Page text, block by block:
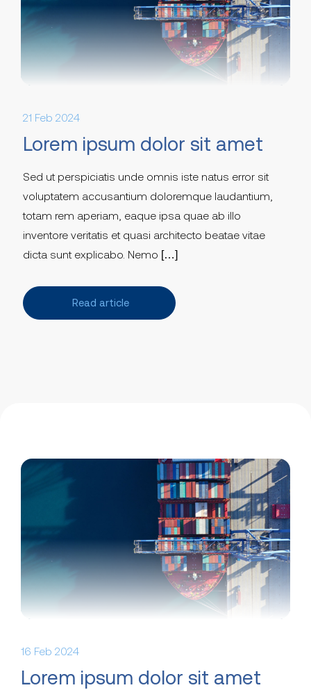
21 Feb 2024
Lorem ipsum dolor sit amet
Sed ut perspiciatis unde omnis iste natus error sit
voluptatem accusantium doloremque laudantium,
totam rem aperiam, eaque ipsa quae ab illo
inventore veritatis et quasi architecto beatae vitae
dicta sunt explicabo. Nemo […]
Read article
16 Feb 2024
Lorem ipsum dolor sit amet